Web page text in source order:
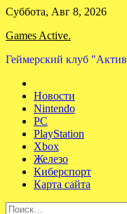
Skip
content
Суббота, Авг 8, 2026
Games Active.
Геймерский клуб
Новости
Nintendo
PC
PlayStation
Xbox
Железо
Киберспорт
Карта сайта
Найти: